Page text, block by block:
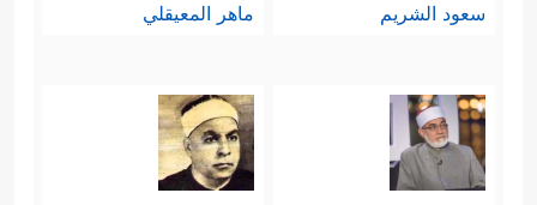
سعود الشريم ماهر المعيقلي